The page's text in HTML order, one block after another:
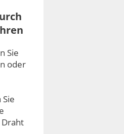
Sie
oder